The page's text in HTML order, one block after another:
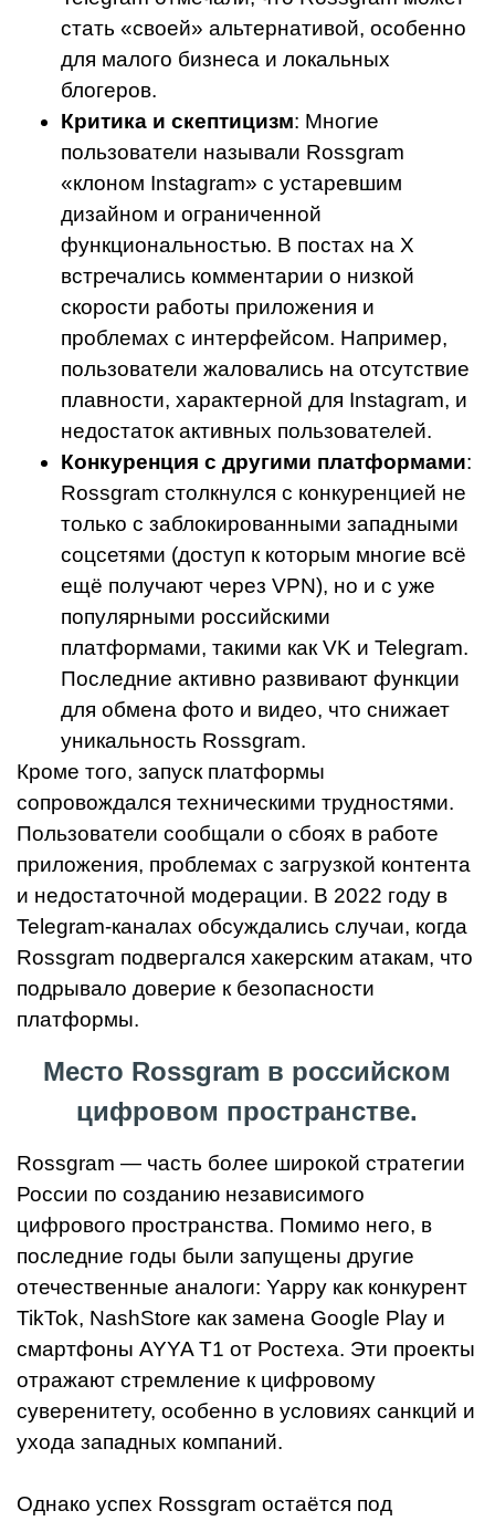
стать «своей» альтернативой, особенно
для малого бизнеса и локальных
блогеров.
Критика и скептицизм: Многие
пользователи называли Rossgram
«клоном Instagram» с устаревшим
дизайном и ограниченной
функциональностью. В постах на X
встречались комментарии о низкой
скорости работы приложения и
проблемах с интерфейсом. Например,
пользователи жаловались на отсутствие
плавности, характерной для Instagram, и
недостаток активных пользователей.
Конкуренция с другими платформами:
Rossgram столкнулся с конкуренцией не
только с заблокированными западными
соцсетями (доступ к которым многие всё
ещё получают через VPN), но и с уже
популярными российскими
платформами, такими как VK и Telegram.
Последние активно развивают функции
для обмена фото и видео, что снижает
уникальность Rossgram.
Кроме того, запуск платформы
сопровождался техническими трудностями.
Пользователи сообщали о сбоях в работе
приложения, проблемах с загрузкой контента
и недостаточной модерации. В 2022 году в
Telegram-каналах обсуждались случаи, когда
Rossgram подвергался хакерским атакам, что
подрывало доверие к безопасности
платформы.
Место Rossgram в российском
цифровом пространстве.
Rossgram — часть более широкой стратегии
России по созданию независимого
цифрового пространства. Помимо него, в
последние годы были запущены другие
отечественные аналоги: Yappy как конкурент
TikTok, NashStore как замена Google Play и
смартфоны AYYA T1 от Ростеха. Эти проекты
отражают стремление к цифровому
суверенитету, особенно в условиях санкций и
ухода западных компаний.
Однако успех Rossgram остаётся под